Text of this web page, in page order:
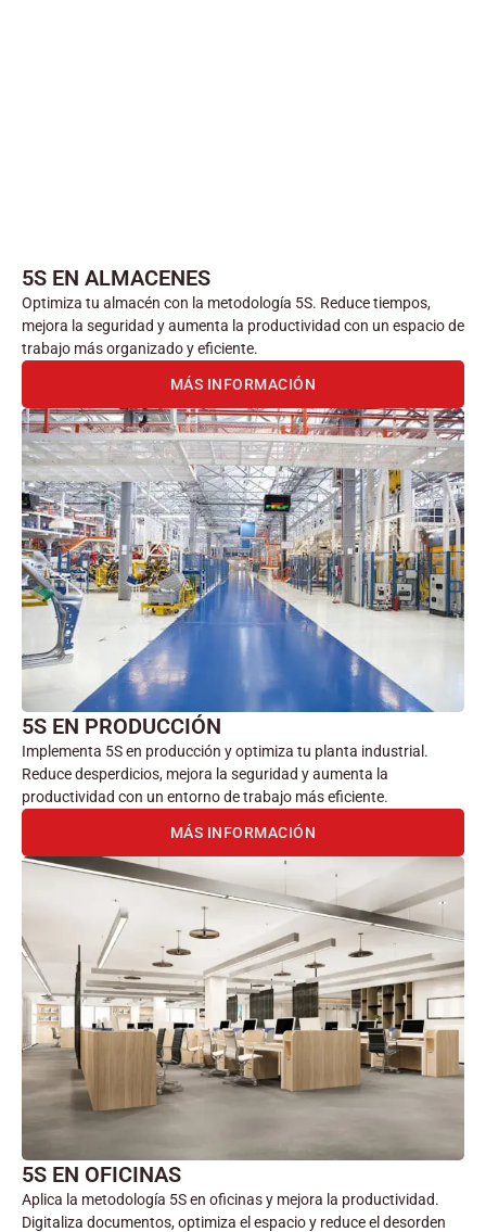
5S EN ALMACENES
Optimiza tu almacén con la metodología 5S. Reduce tiempos,
mejora la seguridad y aumenta la productividad con un espacio de
trabajo más organizado y eficiente.
MÁS INFORMACIÓN
5S EN PRODUCCIÓN
Implementa 5S en producción y optimiza tu planta industrial.
Reduce desperdicios, mejora la seguridad y aumenta la
productividad con un entorno de trabajo más eficiente.
MÁS INFORMACIÓN
5S EN OFICINAS
Aplica la metodología 5S en oficinas y mejora la productividad.
Digitaliza documentos, optimiza el espacio y reduce el desorden